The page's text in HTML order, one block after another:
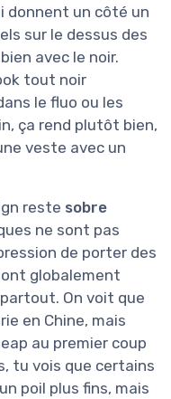
donnent un côté un
sur le dessus des
avec le noir.
tout noir
le fluo ou les
ça rend plutôt bien,
veste avec un
reste sobre
ne sont pas
de porter des
globalement
On voit que
en Chine, mais
au premier coup
tu vois que certains
poil plus fins, mais